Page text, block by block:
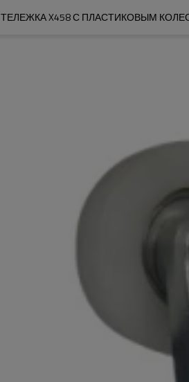
ТЕЛЕЖКА X458 С ПЛАСТИКОВЫМ